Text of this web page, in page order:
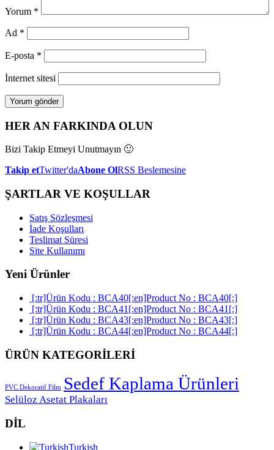
Yorum *
Ad *
E-posta *
İnternet sitesi
HER AN FARKINDA OLUN
Bizi Takip Etmeyi Unutmayın 🙂
Takip etTwitter'daAbone OlRSS Beslemesine
ŞARTLAR VE KOŞULLAR
Satış Sözleşmesi
İade Koşulları
Teslimat Süresi
Site Kullanımı
Yeni Ürünler
[:tr]Ürün Kodu : BCA40[:en]Product No : BCA40[:]
[:tr]Ürün Kodu : BCA41[:en]Product No : BCA41[:]
[:tr]Ürün Kodu : BCA43[:en]Product No : BCA43[:]
[:tr]Ürün Kodu : BCA44[:en]Product No : BCA44[:]
ÜRÜN KATEGORİLERİ
PVC Dekoratif Film Sedef Kaplama Ürünleri
Selüloz Asetat Plakaları
DİL
Turkish